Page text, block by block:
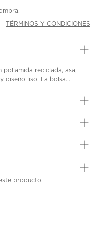
TÉRMINOS Y CONDICIONES
poliamida reciclada, asa,
diseño liso. La bolsa...
producto.